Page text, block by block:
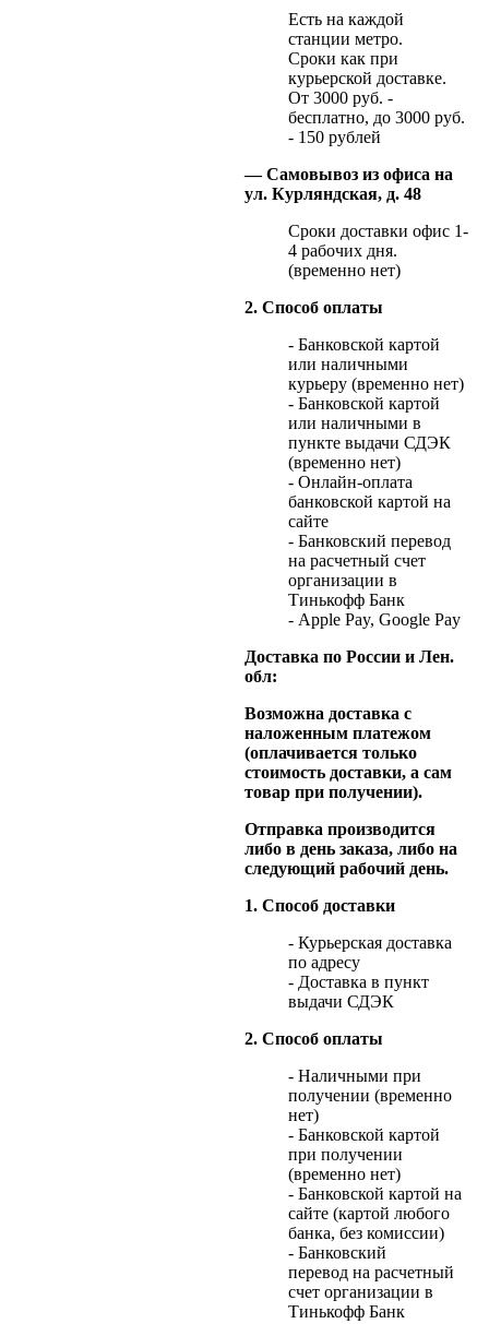
Есть на каждой
станции метро.
Сроки как при
курьерской доставке.
От 3000 руб. -
бесплатно, до 3000 руб.
- 150 рублей
— Самовывоз из офиса на
ул. Курляндская, д. 48
Сроки доставки офис 1-
4 рабочих дня.
(временно нет)
2. Способ оплаты
- Банковской картой
или наличными
курьеру (временно нет)
- Банковской картой
или наличными в
пункте выдачи СДЭК
(временно нет)
- Онлайн-оплата
банковской картой на
сайте
- Банковский перевод
на расчетный счет
организации в
Тинькофф Банк
- Apple Pay, Google Pay
Доставка по России и Лен.
обл:
Возможна доставка с
наложенным платежом
(оплачивается только
стоимость доставки, а сам
товар при получении).
Отправка производится
либо в день заказа, либо на
следующий рабочий день.
1. Способ доставки
- Курьерская доставка
по адресу
- Доставка в пункт
выдачи СДЭК
2. Способ оплаты
- Наличными при
получении (временно
нет)
- Банковской картой
при получении
(временно нет)
- Банковской картой на
сайте (картой любого
банка, без комиссии)
- Банковский
перевод на расчетный
счет организации в
Тинькофф Банк